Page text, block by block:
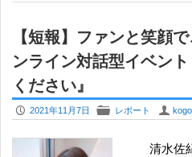
【短報】ファンと笑顔
ンライン対話型イベン
ください』
P 2021年11月7日 F レポート U
清水佐紀さんの「最近のハロプロ」